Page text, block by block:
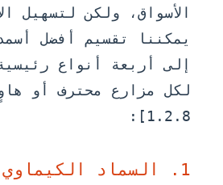
الأسواق، ولكن لتسهيل
يمكننا تقسيم أفضل
إلى أربعة أنواع
1.2.8]:
1. السماد